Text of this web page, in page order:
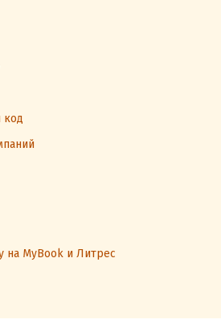
код
на MyBook и Литрес